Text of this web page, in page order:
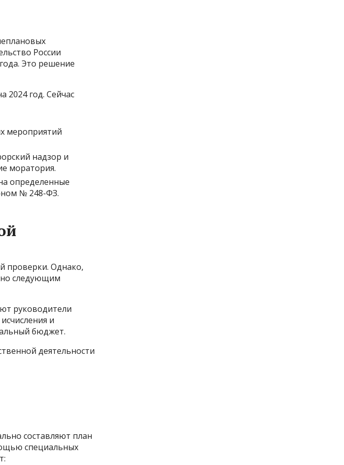
России
Это решение
2024 год. Сейчас
мероприятий
надзор и
моратория.
определенные
№ 248-ФЗ.
проверки. Однако,
следующим
руководители
и
бюджет.
деятельности
составляют план
специальных